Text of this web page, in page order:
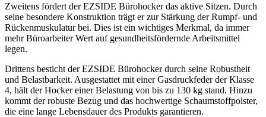
Zweitens fördert der EZSIDE Bürohocker das aktive Sitzen. Durch
seine besondere Konstruktion trägt er zur Stärkung der Rumpf- und
Rückenmuskulatur bei. Dies ist ein wichtiges Merkmal, da immer
mehr Büroarbeiter Wert auf gesundheitsfördernde Arbeitsmittel
legen.
Drittens besticht der EZSIDE Bürohocker durch seine Robustheit
und Belastbarkeit. Ausgestattet mit einer Gasdruckfeder der Klasse
4, hält der Hocker einer Belastung von bis zu 130 kg stand. Hinzu
kommt der robuste Bezug und das hochwertige Schaumstoffpolster,
die eine lange Lebensdauer des Produkts garantieren.